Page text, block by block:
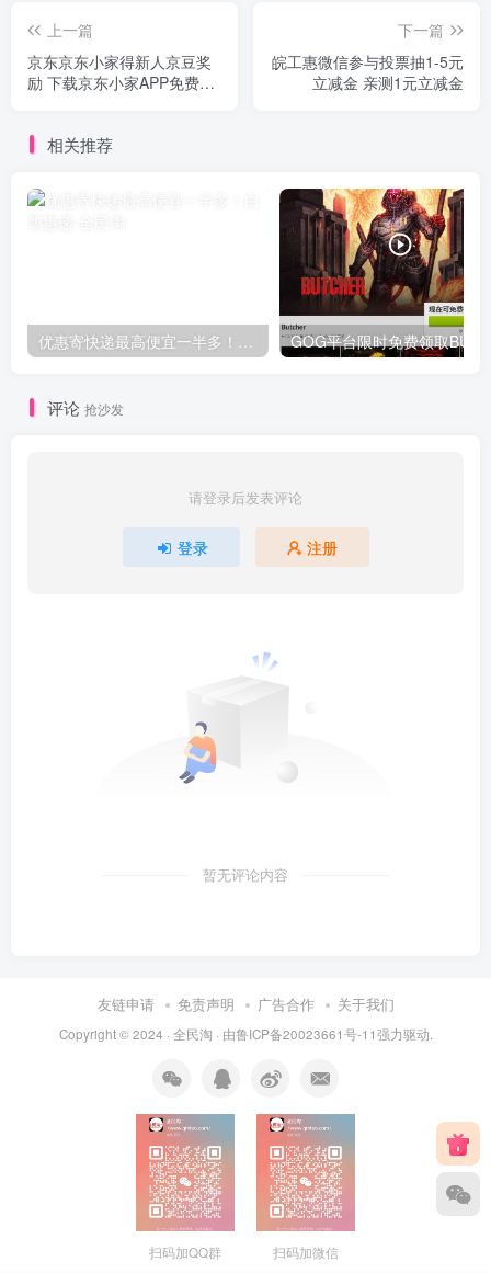
上一篇
京东京东小家得新人京豆奖
励 下载京东小家APP免费领
下一篇
皖工惠微信参与投票抽1-5元
立减金 亲测1元立减金
相关推荐
优惠寄快递最高便宜一半多！白鸽惠递
评论 抢沙发
请登录后发表评论
登录 注册
暂无评论内容
友链申请 免责声明 广告合作 关于我们
Copyright © 2024 · 全民淘 · 由鲁ICP备20023661号-11强力驱动.
扫码加QQ群 扫码加微信